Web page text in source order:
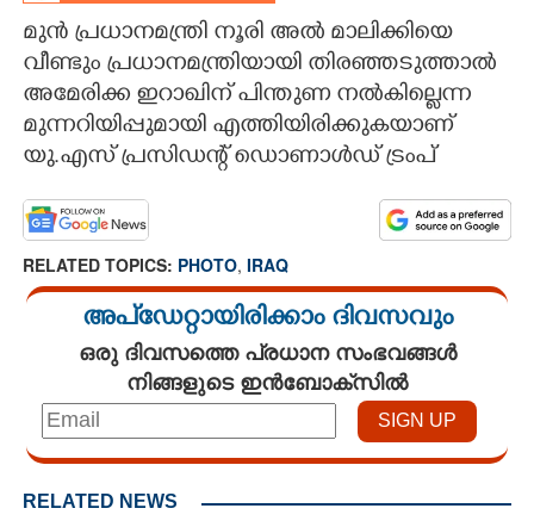
CARTOONS
LITERATURE
ZOOM
CONTACT US
മുൻ പ്രധാനമന്ത്രി നൂരി അൽ മാലിക്കിയെ
വീണ്ടും പ്രധാനമന്ത്രിയായി തിരഞ്ഞടുത്താൽ
അമേരിക്ക ഇറാഖിന് പിന്തുണ നൽകില്ലെന്ന
മുന്നറിയിപ്പുമായി എത്തിയിരിക്കുകയാണ്
യു.എസ് പ്രസിഡന്റ് ഡൊണാൾഡ് ട്രംപ്
RELATED TOPICS: PHOTO, IRAQ
അപ്ഡേറ്റായിരിക്കാം ദിവസവും
ഒരു ദിവസത്തെ പ്രധാന സംഭവങ്ങൾ
നിങ്ങളുടെ ഇൻബോക്സിൽ
RELATED NEWS